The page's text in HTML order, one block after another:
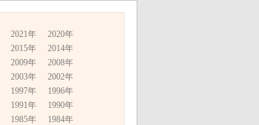
2021年
2020年
2015年
2014年
2009年
2008年
2003年
2002年
1997年
1996年
1991年
1990年
1985年
1984年